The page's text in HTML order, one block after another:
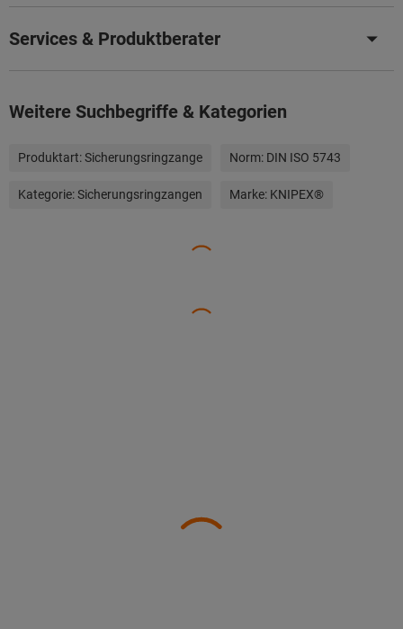
Services & Produktberater
Weitere Suchbegriffe & Kategorien
Produktart:Sicherungsringzange Norm: DIN ISO 5743
Kategorie:Sicherungsringzangen Marke: KNIPEX®